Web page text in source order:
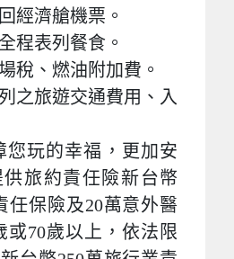
經濟艙機票。
程表列餐食。
稅、燃油附加費。
之旅遊交通費用、入
玩的幸福，更加安
旅約責任險新台幣
任保險及20萬意外醫
或70歲以上，依法限